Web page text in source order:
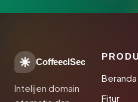
CoffeeclSec
Intelijen domain
Beranda
Fitur